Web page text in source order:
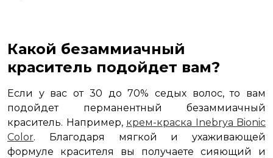
Какой безаммиачный
краситель подойдет вам?
Если у вас от 30 до 70% седых волос, то вам
подойдет перманентный безаммиачный
краситель. Например, крем-краска Inebrya Bionic
Color. Благодаря мягкой и ухаживающей
формуле красителя вы получаете сияющий и